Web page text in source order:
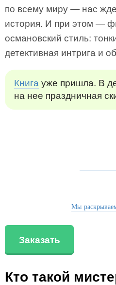
по всему миру — нас
история. И при этом —
османовский стиль:
детективная интрига и
Книга уже пришла. В
на нее праздничная
Мы
Заказать
Кто такой